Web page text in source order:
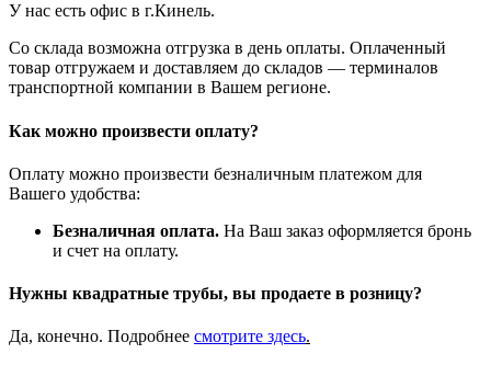
У нас есть офис в г.Кинель.
Со склада возможна отгрузка в день оплаты. Оплаченный
товар отгружаем и доставляем до складов — терминалов
транспортной компании в Вашем регионе.
Как можно произвести оплату?
Оплату можно произвести безналичным платежом для
Вашего удобства:
Безналичная оплата. На Ваш заказ оформляется бронь
и счет на оплату.
Нужны квадратные трубы, вы продаете в розницу?
Да, конечно. Подробнее смотрите здесь.